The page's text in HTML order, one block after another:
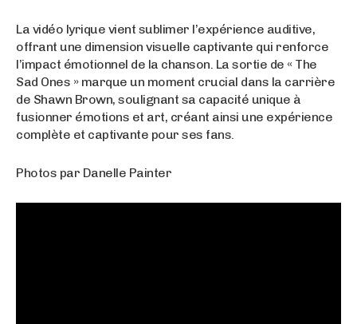
La vidéo lyrique vient sublimer l’expérience auditive,
offrant une dimension visuelle captivante qui renforce
l’impact émotionnel de la chanson. La sortie de « The
Sad Ones » marque un moment crucial dans la carrière
de Shawn Brown, soulignant sa capacité unique à
fusionner émotions et art, créant ainsi une expérience
complète et captivante pour ses fans.
Photos par Danelle Painter